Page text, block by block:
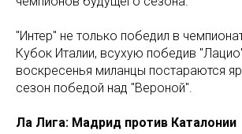
"Интер" не только победил в
Кубок Италии, всухую победив
воскресенья миланцы постараются
сезон победой над "Вероной".
Ла Лига: Мадрид против Каталонии